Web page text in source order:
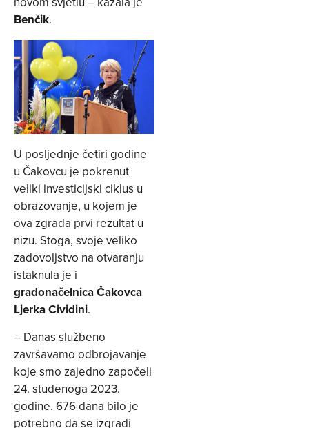
Benčik.
U posljednje četiri godine
u Čakovcu je pokrenut
veliki investicijski ciklus u
obrazovanje, u kojem je
ova zgrada prvi rezultat u
nizu. Stoga, svoje veliko
zadovoljstvo na otvaranju
istaknula je i
gradonačelnica Čakovca
Ljerka Cividini.
– Danas službeno
završavamo odbrojavanje
koje smo zajedno započeli
24. studenoga 2023.
godine. 676 dana bilo je
potrebno da se izgradi